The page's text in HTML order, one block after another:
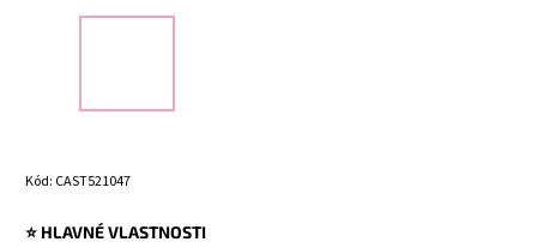
Kód: CAST521047
⭐ HLAVNÉ VLASTNOSTI